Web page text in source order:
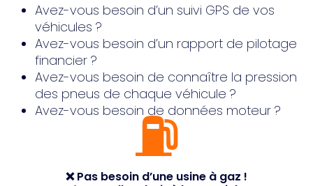
Avez-vous besoin d’un suivi GPS de vos
véhicules ?
Avez-vous besoin d’un rapport de pilotage
financier ?
Avez-vous besoin de connaître la pression
des pneus de chaque véhicule ?
Avez-vous besoin de données moteur ?
⛽️
❌ Pas besoin d’une usine à gaz !